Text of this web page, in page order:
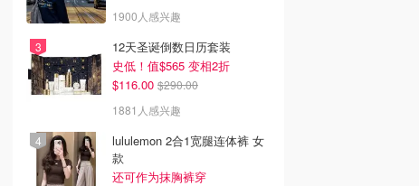
1900人感兴趣
12天圣诞倒数日历套装
史低！值$565 变相2折
$116.00 $290.00
1881人感兴趣
lululemon 2合1宽腿连体裤 女
款
还可作为抹胸裤穿